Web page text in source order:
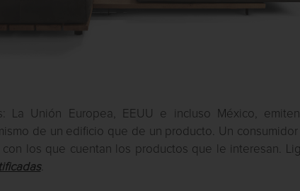
La Unión Europea, EEUU e incluso México,
de un edificio que de un producto. Un
los que cuentan los productos que le interesan.
.